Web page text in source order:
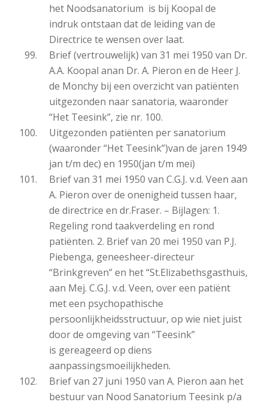
het Noodsanatorium is bij Koopal de
indruk ontstaan dat de leiding van de
Directrice te wensen over laat.
Brief (vertrouwelijk) van 31 mei 1950 van Dr.
A.A. Koopal anan Dr. A. Pieron en de Heer J.
de Monchy bij een overzicht van patiënten
uitgezonden naar sanatoria, waaronder
“Het Teesink”, zie nr. 100.
Uitgezonden patiënten per sanatorium
(waaronder “Het Teesink”)van de jaren 1949
jan t/m dec) en 1950(jan t/m mei)
Brief van 31 mei 1950 van C.G.J. v.d. Veen aan
A. Pieron over de onenigheid tussen haar,
de directrice en dr.Fraser. – Bijlagen: 1.
Regeling rond taakverdeling en rond
patiënten. 2. Brief van 20 mei 1950 van P.J.
Piebenga, geneesheer-directeur
“Brinkgreven” en het “St.Elizabethsgasthuis,
aan Mej. C.G.J. v.d. Veen, over een patiënt
met een psychopathische
persoonlijkheidsstructuur, op wie niet juist
door de omgeving van “Teesink”
is gereageerd op diens
aanpassingsmoeilijkheden.
Brief van 27 juni 1950 van A. Pieron aan het
bestuur van Nood Sanatorium Teesink p/a